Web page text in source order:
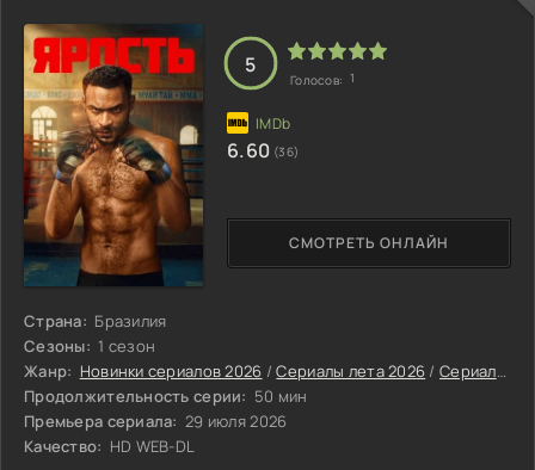
Страна: Бразилия
Сезоны: 1 сезон
Жанр: Новинки сериалов 2026 /Сериалы лета 2026 /Сериалы июля 2026
Продолжительность серии: 50 мин
Премьера сериала: 29 июля 2026
Качество: HD WEB-DL
СМОТРЕТЬ ОНЛАЙН
5
Голосов: 1
6.60 (36)